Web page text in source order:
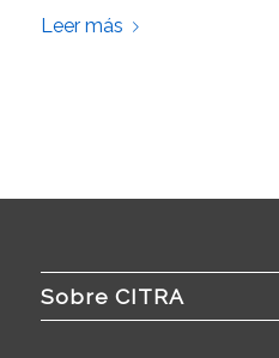
Leer más
Sobre CITRA